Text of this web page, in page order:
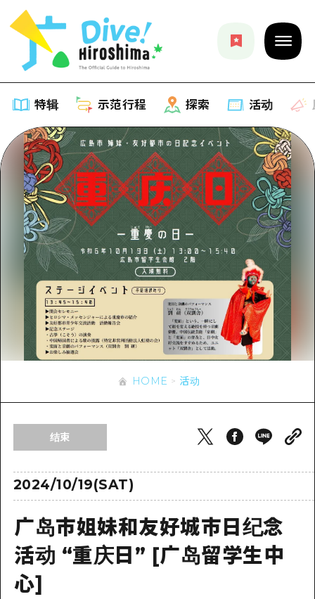
特辑 示范行程 探索 活动
特辑
列表
推荐
艺术
活动·庙会
美食·酒水
骑自行车
夜晚生活
世界遗产
学习·体验
历史·文化
治愈
示范行程
列表
Dive!Hiroshima官方向导
广岛随意旅行
广岛市内
安艺
答对了
美北
东山口
短途旅行
半天
列表
广岛市内
答對了
东山口
爱媛
岛根
活动
应时信息
有用的信息
访问访问
次要流量摘要
设施拥堵
行李寄存和运送服务
广岛表情周游券
HOME
HOME 活动
结束
2024/10/19(SAT)
广岛市姐妹和友好城市日纪念
活动 “重庆日” [广岛留学生中
心]